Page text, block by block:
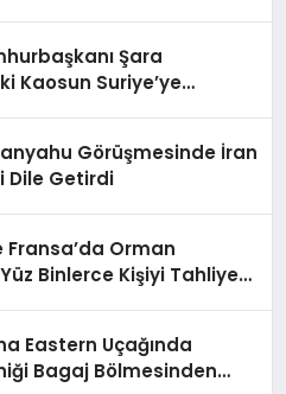
Şara
Kaosun Suriye’ye
Görüşmesinde İran
Dile Getirdi
Orman
Binlerce Kişiyi Tahliye
Eastern Uçağında
Bagaj Bölmesinden